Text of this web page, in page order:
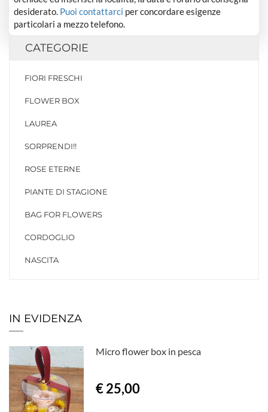
desiderato. Puoi contattarci per concordare esigenze
particolari a mezzo telefono.
CATEGORIE
FIORI FRESCHI
FLOWER BOX
LAUREA
SORPRENDI!!
ROSE ETERNE
PIANTE DI STAGIONE
BAG FOR FLOWERS
CORDOGLIO
NASCITA
IN EVIDENZA
Micro flower box in pesca
€ 25,00